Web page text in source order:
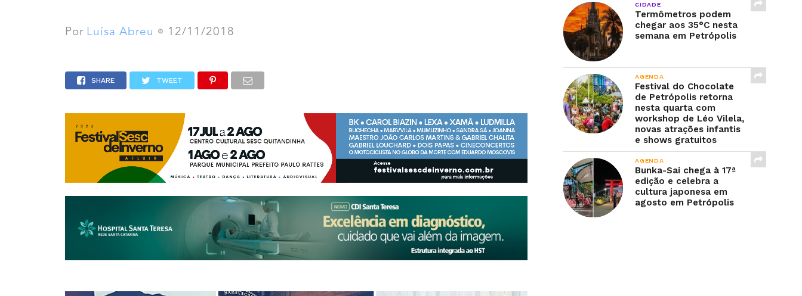
Por Luísa Abreu 12/11/2018
SHARE TWEET
CIDADE
Termômetros podem
chegar aos 35°C nesta
semana em Petrópolis
AGENDA
Festival do Chocolate
de Petrópolis retorna
nesta quarta com
workshop de Léo Vilela,
novas atrações infantis
e shows gratuitos
AGENDA
Bunka-Sai chega à 17ª
edição e celebra a
cultura japonesa em
agosto em Petrópolis